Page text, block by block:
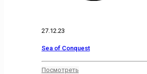
27.12.23
Sea of Conquest
Посмотреть